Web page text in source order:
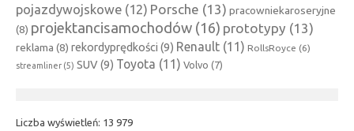
pojazdywojskowe (12) Porsche (13) pracowniekaroseryjne
(8) projektancisamochodów (16) prototypy (13)
reklama (8) rekordyprędkości (9) Renault (11) RollsRoyce (6)
streamliner (5) SUV(9) Toyota (11) Volvo (7)
Liczba wyświetleń: 13 979